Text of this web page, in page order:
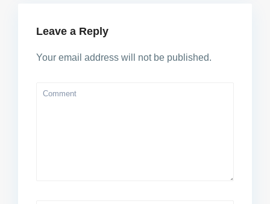
Leave a Reply
Your email address will not be published.